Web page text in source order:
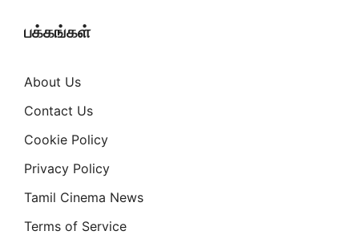
பக்கங்கள்
About Us
Contact Us
Cookie Policy
Privacy Policy
Tamil Cinema News
Terms of Service